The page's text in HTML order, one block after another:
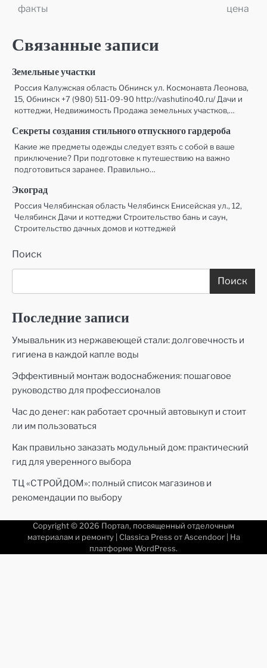
по
факты цена
Связанные записи
Земельные участки
Россия Калужская область Обнинск ул. Космонавта Леонова,
15, Обнинск +7 (980) 511-09-90 http://vashutino40.ru/ Дачи и
коттеджи, Недвижимость Продажа земельных участков,…
Секреты создания стильного отпускного гардероба
Какие же предметы одежды следует взять с собой в ваше
приключение? При подготовке к путешествию на важно
подготовиться заранее. Правильно…
Экоград
Россия Челябинская область Челябинск Енисейская ул., 12,
Челябинск Дачи и коттеджи Строительство бань и саун,
Строительство дачных домов и коттеджей
Поиск
Поиск
Последние записи
Умывальник из нержавеющей стали: долговечность и
гигиена в каждой капле воды
Эффективный монтаж водоснабжения: пошаговое
руководство для профессионалов
Час до денег: как работает срочный автовыкуп и стоит
ли им пользоваться
Как правильно заказать модульный дом: практический
гид для уверенного выбора
ТЦ «СТРОЙДОМ»: полный список магазинов и
рекомендации по выбору
Copyright © 2026 Портал, посвященный отделочным
материалам и ремонту| Classica Press от Ascendoor| На
платформе WordPress.